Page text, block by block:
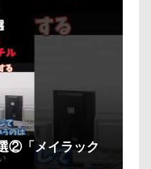
②「メイラック